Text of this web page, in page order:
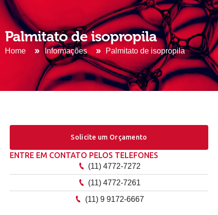
Palmitato de isopropila
Home Informações Palmitato de isopropila
Solicite um Orçamento
ENTRE EM CONTATO PELOS TELEFONES
(11) 4772-7272
(11) 4772-7261
(11) 9 9172-6667